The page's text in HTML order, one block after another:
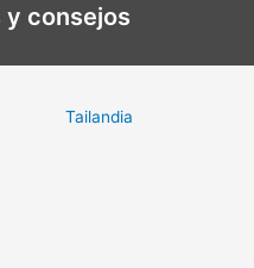
consejos